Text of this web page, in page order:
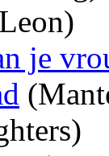
je